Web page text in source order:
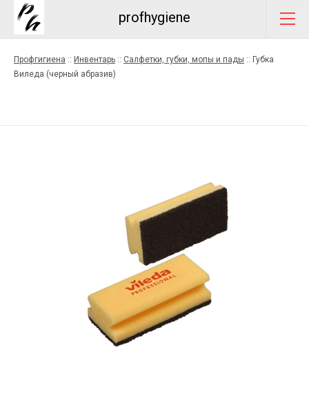
profhygiene
Профгигиена :: Инвентарь :: Салфетки, губки, мопы и пады :: Губка
Виледа (черный абразив)